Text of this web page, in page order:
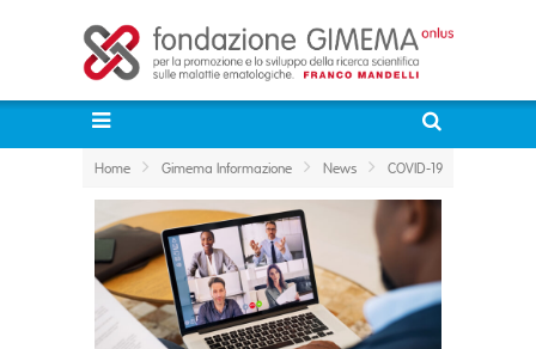
Home Gimema Informazione News COVID-19